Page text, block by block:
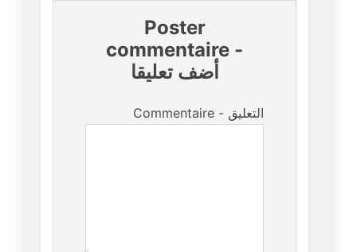
Poster
commentaire -
أضف تعليقا
Commentaire - التعليق